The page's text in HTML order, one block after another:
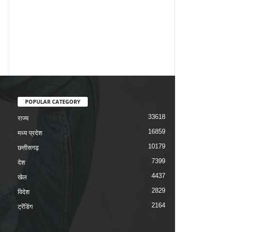
POPULAR CATEGORY
राज्य 33618
मध्य प्रदेश 16859
छत्तीसगढ़ 10179
देश 7399
खेल 4437
विदेश 2829
ट्रेंडिंग 2164